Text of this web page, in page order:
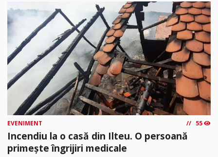
EVENIMENT 55
Incendiu la o casă din Ilteu. O persoană
primește îngrijiri medicale